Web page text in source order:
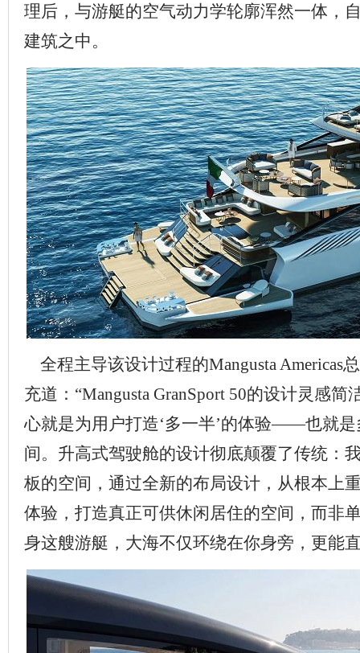
理后，与游艇的空气动力学轮廓浑然一体，
建筑之中。
全程主导该设计过程的Mangusta Americas
充道：“Mangusta GranSport 50的设计灵感
心就是为用户打造‘多一半’的体验——也就
间。升高式驾驶舱的设计彻底颠覆了传统：
板的空间，通过全新的布局设计，从根本上
体验，打造真正可供休闲居住的空间，而非
身这艘游艇，大海不仅环绕在你身旁，更能